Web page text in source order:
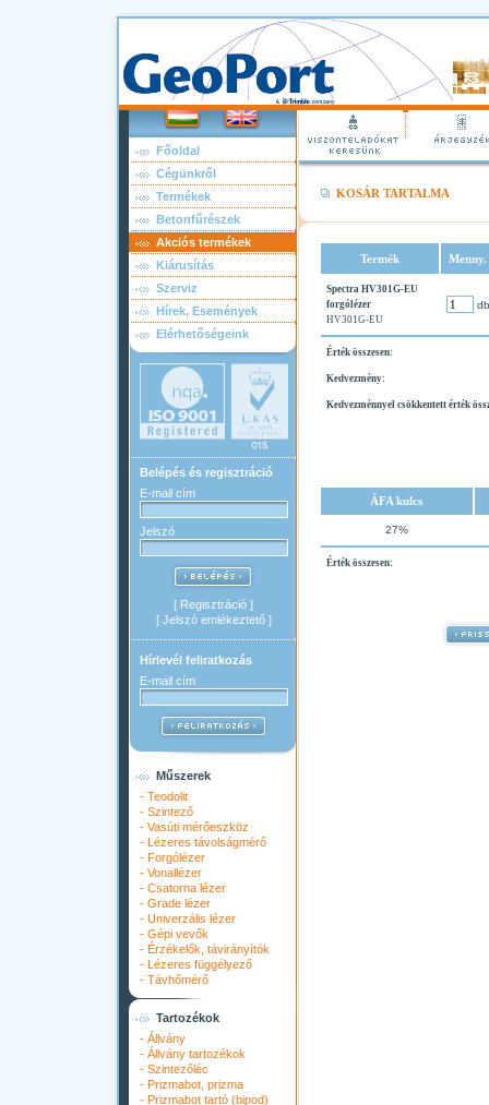
Főoldal
Cégünkről
Termékek
Betonfűrészek
Akciós termékek
Kiárusítás
Szerviz
Hírek, Események
Elérhetőségeink
Belépés és regisztráció
E-mail cím
Jelszó
[ Regisztráció ]
[ Jelszó emlékeztető]
Hírlevél feliratkozás
E-mail cím
Műszerek
- Teodolit
- Szintező
- Vasúti mérőeszköz
- Lézeres távolságmérő
- Forgólézer
- Vonallézer
- Csatorna lézer
- Grade lézer
- Univerzális lézer
- Gépi vevők
- Érzékelők, távirányítók
- Lézeres függélyező
- Távhőmérő
Tartozékok
- Állvány
- Állvány tartozékok
- Szintezőléc
- Prizmabot, prizma
- Prizmabot tartó (bipod)
KOSÁR TARTALMA
Termék Menny.
Spectra HV301G-EU
forgólézer
HV301G-EU
db
Érték összesen:
Kedvezmény:
Kedvezménnyel csökkentett érték
ÁFA kulcs
27%
Érték összesen: